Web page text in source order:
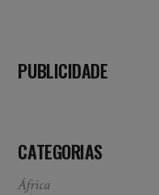
PUBLICIDADE
CATEGORIAS
África